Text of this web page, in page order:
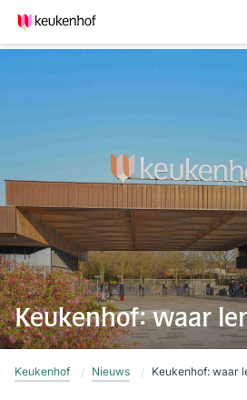
Veelgestelde vragen
Contact
Keukenhof: waar
Keukenhof Nieuws Keukenhof: waar